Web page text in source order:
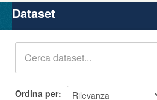
Organizzazioni
Gruppi
Dataset
Ordina per